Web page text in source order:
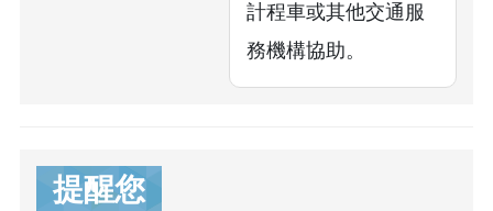
計程車或其他交通服
務機構協助。
提醒您